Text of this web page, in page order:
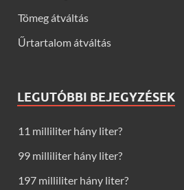
Tömeg átváltás
Űrtartalom átváltás
LEGUTÓBBI BEJEGYZÉSEK
11 milliliter hány liter?
99 milliliter hány liter?
197 milliliter hány liter?